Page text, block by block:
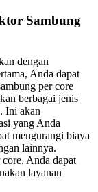
Sambung
dengan
Anda dapat
per core
berbagai jenis
Ini akan
yang Anda
mengurangi biaya
lainnya.
Anda dapat
layanan